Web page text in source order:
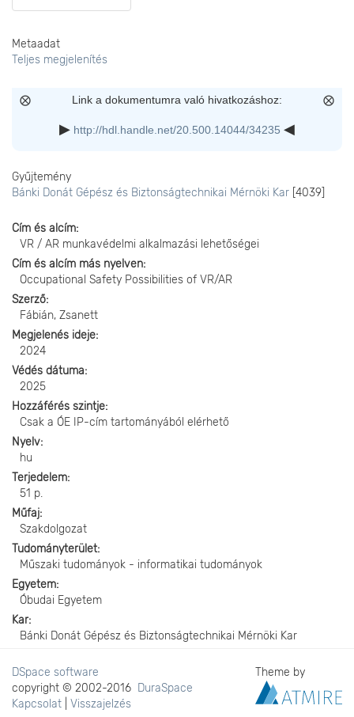
Metaadat
Teljes megjelenítés
Link a dokumentumra való hivatkozáshoz:
http://hdl.handle.net/20.500.14044/34235
Gyűjtemény
Bánki Donát Gépész és Biztonságtechnikai Mérnöki Kar [4039]
Cím és alcím
VR / AR munkavédelmi alkalmazási lehetőségei
Cím és alcím más nyelven
Occupational Safety Possibilities of VR/AR
Szerző
Fábián, Zsanett
Megjelenés ideje
2024
Védés dátuma
2025
Hozzáférés szintje
Csak a ÓE IP-cím tartományából elérhető
Nyelv
hu
Terjedelem
51 p.
Műfaj
Szakdolgozat
Tudományterület
Műszaki tudományok - informatikai tudományok
Egyetem
Óbudai Egyetem
Kar
Bánki Donát Gépész és Biztonságtechnikai Mérnöki Kar
DSpace software
copyright © 2002-2016 DuraSpace
Kapcsolat
Visszajelzés
Theme by